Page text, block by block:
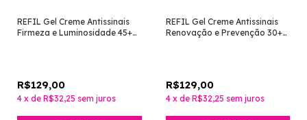
REFIL Gel Creme Antissinais
Firmeza e Luminosidade 45+
R$129,00
4 x de R$32,25 sem juros
REFIL Gel Creme Antissinais
Renovação e Prevenção 30+
R$129,00
4 x de R$32,25 sem juros